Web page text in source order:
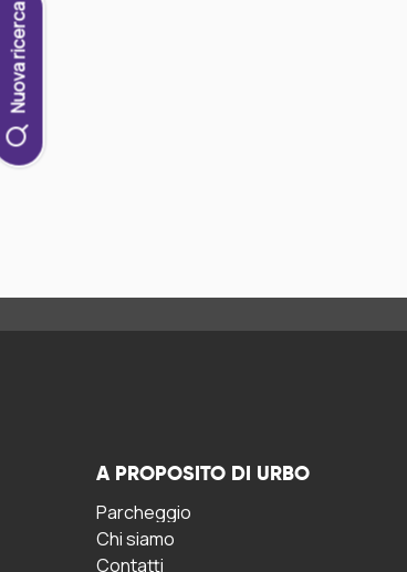
Nuova ricerca
A PROPOSITO DI URBO
Parcheggio
Chi siamo
Contatti